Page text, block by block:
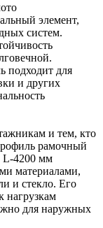
элемент,
систем.
подходит для
и других
и тем, кто
рамочный
L-4200 мм
материалами,
и стекло. Его
нагрузкам
для наружных